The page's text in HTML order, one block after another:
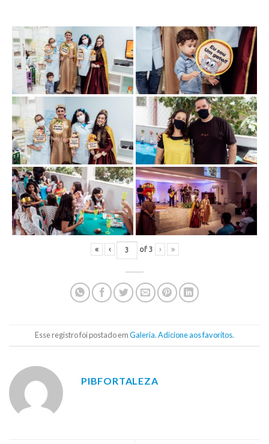
« ‹ of 3 › »
Esse registro foi postado emGaleria.Adicione aos favoritos.
PIBFORTALEZA